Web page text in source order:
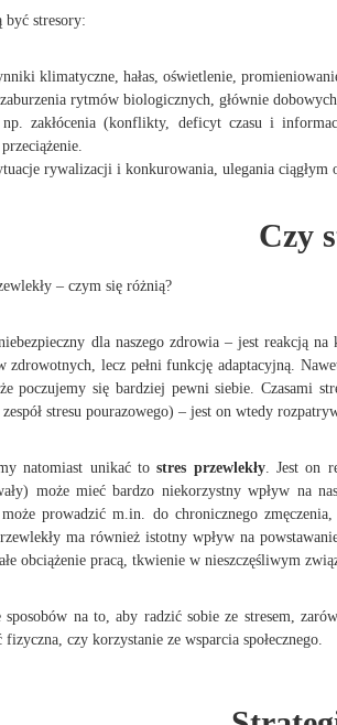
być stresory:
klimatyczne, hałas, oświetlenie,
zaburzenia rytmów biologicznych, głównie dobowych.
, np. zakłócenia (konflikty, deficyt czasu i
rywalizacji i konkurowania, ulegania
Czy
– czym się różnią?
dla naszego zdrowia – jest reakcją
zdrowotnych, lecz pełni funkcję adaptacyjną.
poczujemy się bardziej pewni siebie. Czasami
stresu pourazowego) – jest on wtedy
natomiast unikać tostres przewlekły. Jest on
może mieć bardzo niekorzystny wpływ na
może prowadzić m.in. do chronicznego
ma również istotny wpływ na
obciążenie pracą, tkwienie w nieszczęśliwym
na to, aby radzić sobie ze stresem,
czy korzystanie ze wsparcia społecznego.